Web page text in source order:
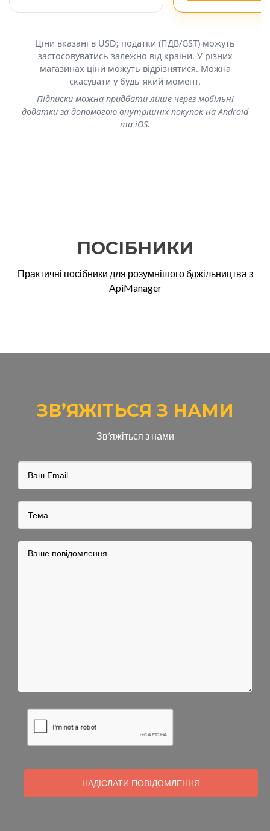
Ціни вказані в USD; податки (ПДВ/GST) можуть
застосовуватись залежно від країни. У різних
магазинах ціни можуть відрізнятися. Можна
скасувати у будь-який момент.
Підписки можна придбати лише через мобільні
додатки за допомогою внутрішніх покупок на Android
та iOS.
ПОСІБНИКИ
Практичні посібники для розумнішого бджільництва з
ApiManager
ЗВ’ЯЖІТЬСЯ З НАМИ
Зв’яжіться з нами
НАДІСЛАТИ ПОВІДОМЛЕННЯ